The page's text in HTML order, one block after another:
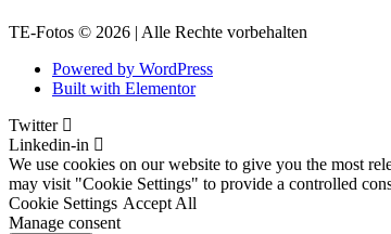
TE-Fotos © 2026 | Alle Rechte vorbehalten
Powered by WordPress
Built with Elementor
Twitter
Linkedin-in
We use cookies on our website to give you the most
may visit "Cookie Settings" to provide a controlled
Cookie Settings Accept All
Manage consent